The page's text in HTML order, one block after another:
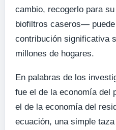
cambio, recogerlo para
biofiltros caseros—
contribución significativa
millones de hogares.
En palabras de los
fue el de la economía del
el de la economía del
ecuación, una simple